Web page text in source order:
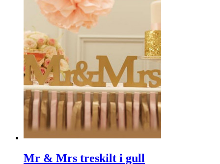
Mr & Mrs treskilt i gull